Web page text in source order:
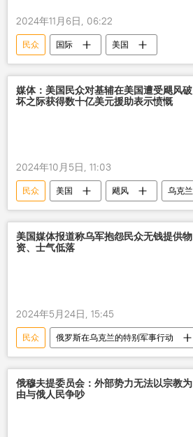
2024年11月6日, 06:22
民众 国际 美国
媒体：美国民众对基辅在美国遭受飓风破
坏之际获得数十亿美元援助表示愤慨
2024年10月5日, 11:03
民众 美国 飓风
乌克兰
援助
社会 国际
美国媒体报道称乌军抱怨民众无钱提供物
资、士气低落
2024年5月24日, 15:45
民众 俄罗斯在乌克兰的特别军事行动
资助
俄穆夫提委员会：外部势力无法以宗教为
由与俄人民争吵